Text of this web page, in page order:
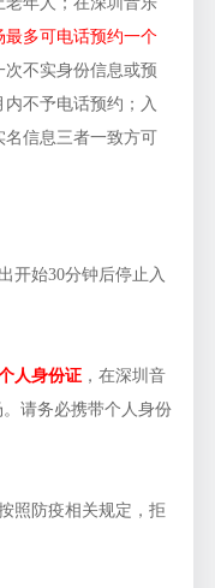
最多可电话预约一个
次不实身份信息或预
不予电话预约；入
信息三者一致方可
开始30分钟后停止入
人身份证 ，在深圳音
请务必携带个人身份
照防疫相关规定，拒